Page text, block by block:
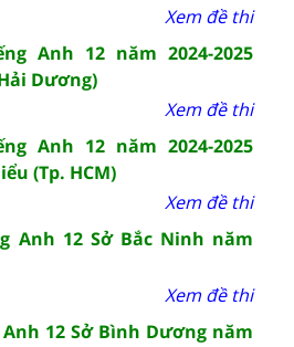
Xem đề thi
Anh 12 năm 2024-2025
Dương)
Xem đề thi
Anh 12 năm 2024-2025
(Tp. HCM)
Xem đề thi
Anh 12 Sở Bắc Ninh năm
Xem đề thi
12 Sở Bình Dương năm